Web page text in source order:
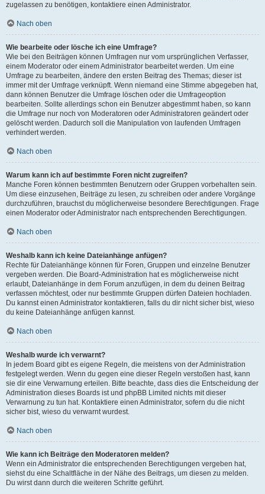
zugelassen zu benötigen, kontaktiere einen Administrator.
Nach oben
Wie bearbeite oder lösche ich eine Umfrage?
Wie bei den Beiträgen können Umfragen nur vom ursprünglichen Verfasser,
einem Moderator oder einem Administrator bearbeitet werden. Um eine
Umfrage zu bearbeiten, ändere den ersten Beitrag des Themas; dieser ist
immer mit der Umfrage verknüpft. Wenn niemand eine Stimme abgegeben hat,
dann können Benutzer die Umfrage löschen oder die Umfrageoption
bearbeiten. Sollte allerdings schon ein Benutzer abgestimmt haben, so kann
die Umfrage nur noch von Moderatoren oder Administratoren geändert oder
gelöscht werden. Dadurch soll die Manipulation von laufenden Umfragen
verhindert werden.
Nach oben
Warum kann ich auf bestimmte Foren nicht zugreifen?
Manche Foren können bestimmten Benutzern oder Gruppen vorbehalten sein.
Um diese einzusehen, Beiträge zu lesen, zu schreiben oder andere Vorgänge
durchzuführen, brauchst du möglicherweise besondere Berechtigungen. Frage
einen Moderator oder Administrator nach entsprechenden Berechtigungen.
Nach oben
Weshalb kann ich keine Dateianhänge anfügen?
Rechte für Dateianhänge können für Foren, Gruppen und einzelne Benutzer
vergeben werden. Die Board-Administration hat es möglicherweise nicht
erlaubt, Dateianhänge in dem Forum anzufügen, in dem du deinen Beitrag
verfassen möchtest, oder nur bestimmte Gruppen dürfen Dateien hochladen.
Du kannst einen Administrator kontaktieren, falls du dir nicht sicher bist, wieso
du keine Dateianhänge anfügen kannst.
Nach oben
Weshalb wurde ich verwarnt?
In jedem Board gibt es eigene Regeln, die meistens von der Administration
festgelegt werden. Wenn du gegen eine dieser Regeln verstoßen hast, kann
sie dir eine Verwarnung erteilen. Bitte beachte, dass dies die Entscheidung der
Administration dieses Boards ist und phpBB Limited nichts mit dieser
Verwarnung zu tun hat. Kontaktiere einen Administrator, sofern du die nicht
sicher bist, wieso du verwarnt wurdest.
Nach oben
Wie kann ich Beiträge den Moderatoren melden?
Wenn ein Administrator die entsprechenden Berechtigungen vergeben hat,
siehst du eine Schaltfläche in der Nähe des Beitrags, um diesen zu melden.
Du wirst dann durch die weiteren Schritte geführt.